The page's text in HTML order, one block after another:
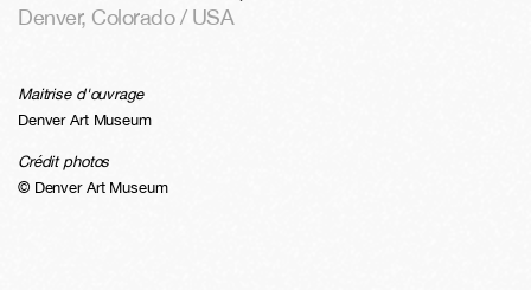
Denver, Colorado / USA
Maitrise d'ouvrage
Denver Art Museum
Crédit photos
© Denver Art Museum